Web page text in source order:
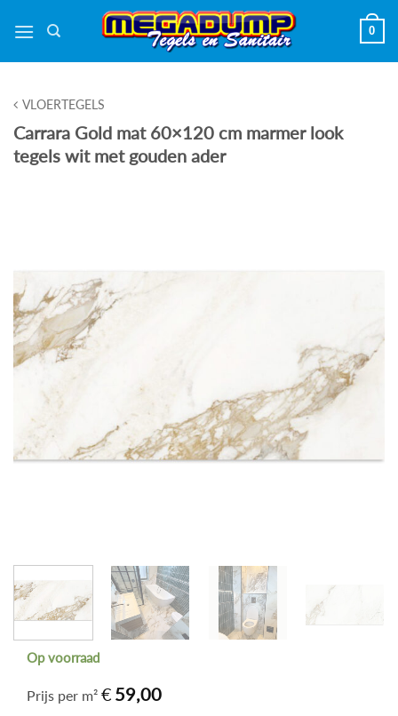
naar
0
VLOERTEGELS
Carrara Gold mat 60×120 cm marmer look
tegels wit met gouden ader
Prijs per m² € 59,00
Op voorraad